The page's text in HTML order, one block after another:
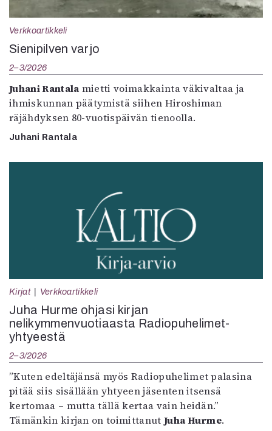
Verkkoartikkeli
Sienipilven varjo
2–3/2026
Juhani Rantala mietti voimakkainta väkivaltaa ja
ihmiskunnan päätymistä siihen Hiroshiman
räjähdyksen 80-vuotispäivän tienoolla.
Juhani Rantala
Kirjat Verkkoartikkeli
Juha Hurme ohjasi kirjan
nelikymmenvuotiaasta Radiopuhelimet-
yhtyeestä
2–3/2026
”Kuten edeltäjänsä myös Radiopuhelimet palasina
pitää siis sisällään yhtyeen jäsenten itsensä
kertomaa – mutta tällä kertaa vain heidän.”
Tämänkin kirjan on toimittanut Juha Hurme.